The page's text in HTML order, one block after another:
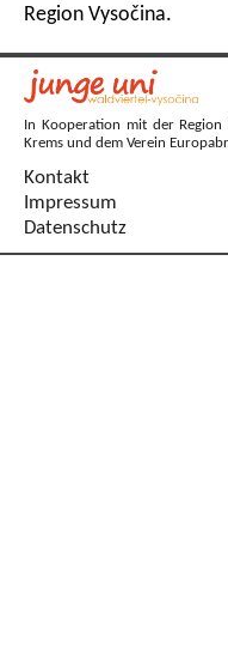
Region Vysočina.
In Kooperation mit der
Krems und dem Verein
Kontakt
Impressum
Datenschutz